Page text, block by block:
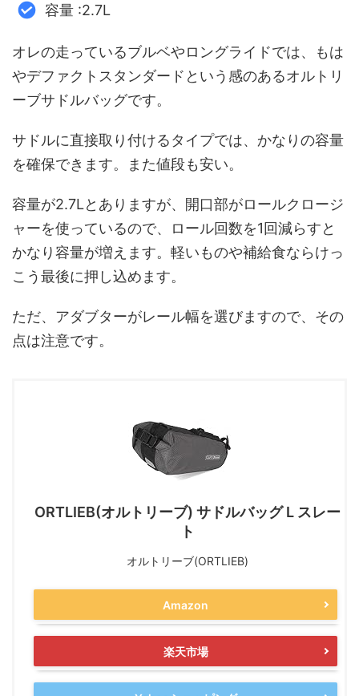
容量 :2.7L
オレの走っているブルベやロングライドでは、もは
やデファクトスタンダードという感のあるオルトリ
ーブサドルバッグです。
サドルに直接取り付けるタイプでは、かなりの容量
を確保できます。また値段も安い。
容量が2.7Lとありますが、開口部がロールクロージ
ャーを使っているので、ロール回数を1回減らすと
かなり容量が増えます。軽いものや補給食ならけっ
こう最後に押し込めます。
ただ、アダブターがレール幅を選びますので、その
点は注意です。
ORTLIEB(オルトリーブ) サドルバッグ L スレー
ト
オルトリーブ(ORTLIEB)
Amazon
楽天市場